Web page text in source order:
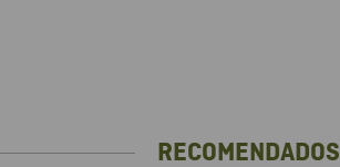
RECOMENDADOS